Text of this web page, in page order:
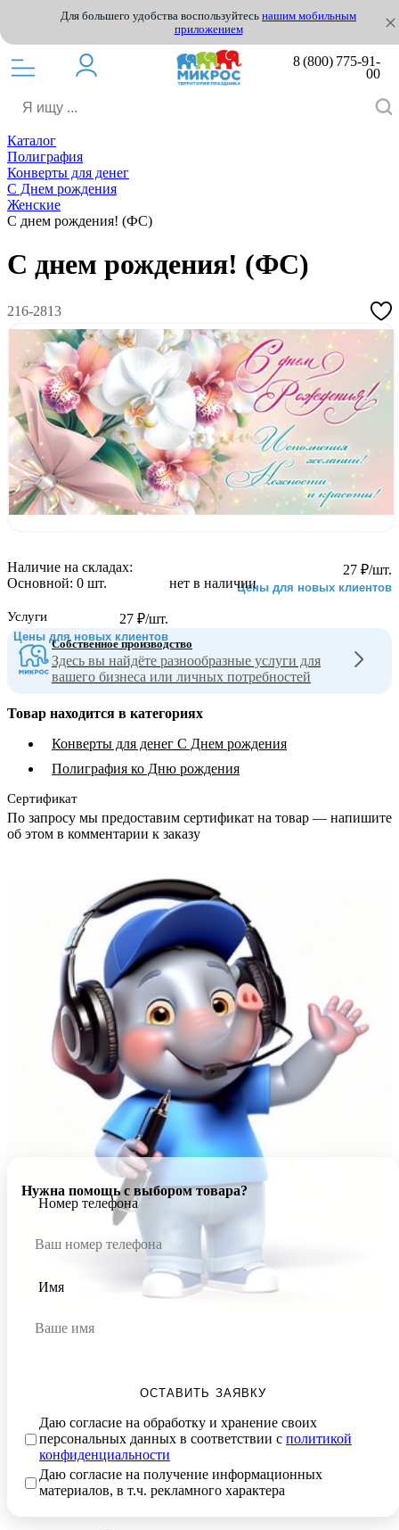
Для большего удобства воспользуйтесь нашим мобильным
приложением
8 (800) 775-91-
00
Каталог
Полиграфия
Конверты для денег
С Днем рождения
Женские
С днем рождения! (ФС)
С днем рождения! (ФС)
216-2813
27 ₽/шт.
Цены для новых клиентов
нет в наличии
27 ₽/шт.
Цены для новых клиентов
Наличие на складах:
Основной: 0 шт.
Услуги
Собственное производство
Здесь вы найдёте разнообразные услуги для
вашего бизнеса или личных потребностей
Товар находится в категориях
Конверты для денег С Днем рождения
Полиграфия ко Дню рождения
Сертификат
По запросу мы предоставим сертификат на товар — напишите
об этом в комментарии к заказу
Нужна помощь с выбором товара?
Номер телефона
Имя
ОСТАВИТЬ ЗАЯВКУ
Даю согласие на обработку и хранение своих
персональных данных в соответствии с политикой
конфиденциальности
Даю согласие на получение информационных
материалов, в т.ч. рекламного характера